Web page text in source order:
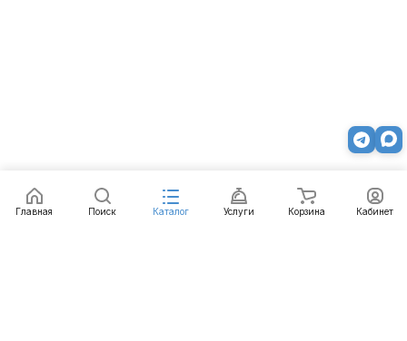
Главная Поиск Каталог Услуги Корзина Кабинет